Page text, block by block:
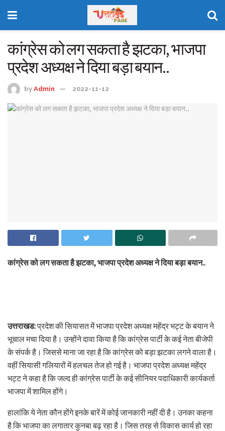
कांग्रेस को लग सकता है झटका, भाजपा
प्रदेश अध्यक्ष ने दिया बड़ा बयान..
by Admin 2022-11-12
कांग्रेस को लग सकता है झटका, भाजपा प्रदेश अध्यक्ष ने दिया बड़ा बयान..
उत्तराखड:प्रदेश की सियासत में भाजपा प्रदेश अध्यक्ष महेंद्र भट्ट के बयान ने
भूचाल मचा दिया है। उन्होंने दावा किया है कि कांग्रेस पार्टी के कई नेता बीजेपी
के संपर्क है। जिससे माना जा रहा है कि कांग्रेस को बड़ा झटका लगने वाला है।
वहीं सियासी गलियारों में हलचल तेज हो गई है। भाजपा प्रदेश अध्यक्ष महेंद्र
भट्ट ने कहा है कि जल्द ही कांग्रेस पार्टी के कई सीनियर पदाधिकारी कार्यकर्ता
भाजपा में शामिल होंगे।
हालांकि ये नेता कौन होंगे इनके बारें में कोई जानकारी नहीं दी है। उनका कहना
है कि भाजपा का लगातार कुनबा बढ़ रहा है। जिस तरह से विकास कार्य हो रहा